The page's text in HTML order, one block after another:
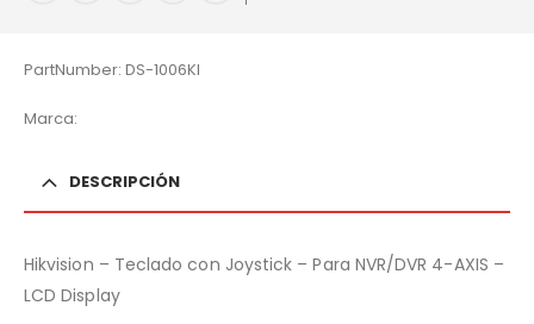
PartNumber: DS-1006KI
Marca:
DESCRIPCIÓN
Hikvision – Teclado con Joystick – Para NVR/DVR 4-AXIS –
LCD Display